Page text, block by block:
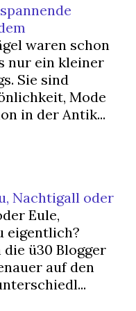
waren schon
nur ein kleiner
Sie sind
Mode
in der Antik...
Nachtigall oder
Eule,
eigentlich?
die ü30 Blogger
auf den